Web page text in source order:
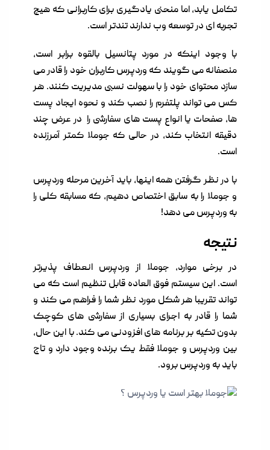
تکامل یابد، اما منحنی یادگیری برای کاربرانی که هیچ
تجربه ای در توسعه وب ندارند تندتر است.
با وجود اینکه در مورد پتانسیل بالقوه برابر است،
منصفانه می گویند که وردپرس کاربران خود را قادر می
سازد محتوای خود را با سهولت نسبی مدیریت کنند. هر
کس می تواند پلتفرم را نصب کند و نحوه ایجاد پست
ها، صفحات یا انواع پست های سفارشی را در عرض چند
دقیقه انتخاب کند، در حالی که جوملا کمتر آمرزنده
است.
با در نظر گرفتن همه اینها، باید آخرین مرحله وردپرس
و جوملا را به سابق اختصاص دهیم، که مسابقه کلی را
به وردپرس می دهد!
نتیجه
در برخی موارد، جوملا از وردپرس انعطاف پذیرتر
است. این سیستم فوق العاده قابل تنظیم است که می
تواند تقریبا هر شکل مورد نظر شما را فراهم می کند و
شما را قادر به اجرای بسیاری از سفارشی های کوچک
بدون تکیه بر برنامه های افزودنی می کند. با این حال،
بین وردپرس و جوملا فقط یک برنده وجود دارد و تاج
باید به وردپرس برود.